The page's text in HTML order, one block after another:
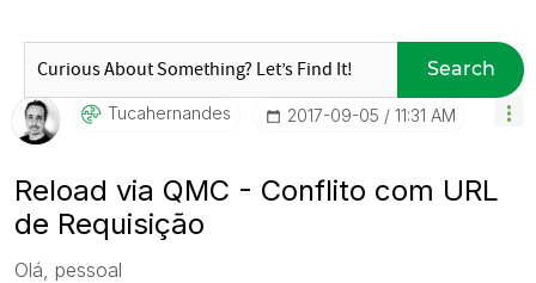
Search
Tucahernandes ‎2017-09-05 11:31 AM
Reload via QMC - Conflito com URL
de Requisição
Olá, pessoal